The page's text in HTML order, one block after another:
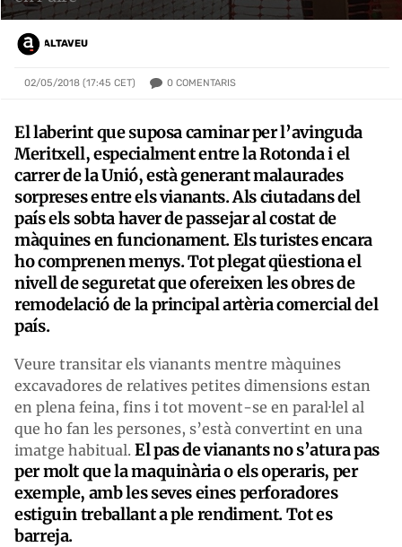
ALTAVEU
02/05/2018 (17:45 CET) 0 COMENTARIS
El laberint que suposa caminar per l’avinguda
Meritxell, especialment entre la Rotonda i el
carrer de la Unió, està generant malaurades
sorpreses entre els vianants. Als ciutadans del
país els sobta haver de passejar al costat de
màquines en funcionament. Els turistes encara
ho comprenen menys. Tot plegat qüestiona el
nivell de seguretat que ofereixen les obres de
remodelació de la principal artèria comercial del
país.
Veure transitar els vianants mentre màquines
excavadores de relatives petites dimensions estan
en plena feina, fins i tot movent-se en paral·lel al
que ho fan les persones, s’està convertint en una
imatge habitual. El pas de vianants no s’atura pas
per molt que la maquinària o els operaris, per
exemple, amb les seves eines perforadores
estiguin treballant a ple rendiment. Tot es
barreja.